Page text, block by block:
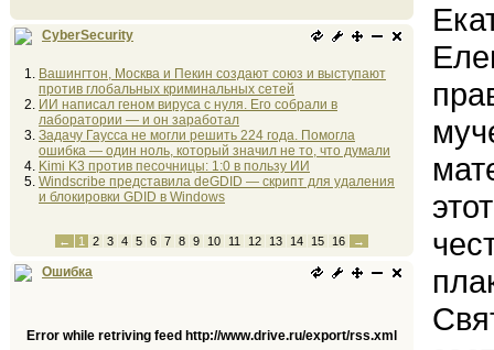
CyberSecurity
Вашингтон, Москва и Пекин создают союз и выступают
против глобальных криминальных сетей
ИИ написал геном вируса с нуля. Его собрали в
лаборатории — и он заработал
Задачу Гаусса не могли решить 224 года. Помогла
ошибка — один ноль, который значил не то, что думали
Kimi K3 против песочницы: 1:0 в пользу ИИ
Windscribe представила deGDID — скрипт для удаления
и блокировки GDID в Windows
← 1 2 3 4 5 6 7 8 9 10 11 12 13 14 15 16 →
Ошибка
Error while retriving feed http://www.drive.ru/export/rss.xml